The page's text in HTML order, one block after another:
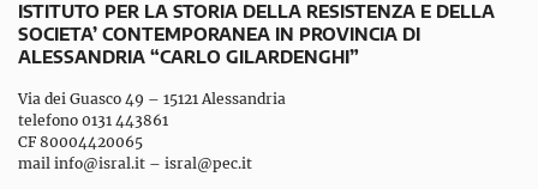
ISTITUTO PER LA STORIA DELLA RESISTENZA E DELLA
SOCIETA’ CONTEMPORANEA IN PROVINCIA DI
ALESSANDRIA “CARLO GILARDENGHI”
Via dei Guasco 49 – 15121 Alessandria
telefono 0131 443861
CF 80004420065
mail info@isral.it – isral@pec.it